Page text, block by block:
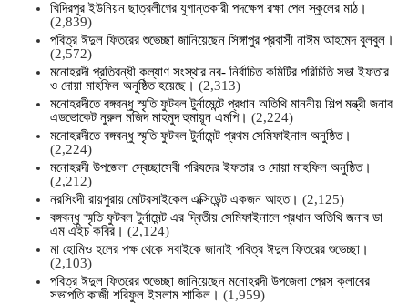
খিদিরপুর ইউনিয়ন ছাত্রলীগের যুগান্তকারী পদক্ষেপ রক্ষা পেল স্কুলের মাঠ।
(2,839)
পবিত্র ঈদুল ফিতরের শুভেচ্ছা জানিয়েছেন সিঙ্গাপুর প্রবাসী নাঈম আহমেদ বুলবুল।
(2,572)
মনোহরদী প্রতিবন্ধী কল্যাণ সংস্থার নব- নির্বাচিত কমিটির পরিচিতি সভা ইফতার
ও দোয়া মাহফিল অনুষ্ঠিত হয়েছে। (2,313)
মনোহরদীতে বঙ্গবন্ধু স্মৃতি ফুটবল টুর্নামেন্টে প্রধান অতিথি মাননীয় শিল্প মন্ত্রী জনাব
এডভোকেট নুরুল মজিদ মাহমুদ হুমায়ূন এমপি। (2,224)
মনোহরদীতে বঙ্গবন্ধু স্মৃতি ফুটবল টুর্নামেন্ট প্রথম সেমিফাইনাল অনুষ্ঠিত।
(2,224)
মনোহরদী উপজেলা স্বেচ্ছাসেবী পরিষদের ইফতার ও দোয়া মাহফিল অনুষ্ঠিত।
(2,212)
নরসিংদী রায়পুরায় মোটরসাইকেল এক্সিডেন্ট একজন আহত। (2,125)
বঙ্গবন্ধু স্মৃতি ফুটবল টুর্নামেন্ট এর দ্বিতীয় সেমিফাইনালে প্রধান অতিথি জনাব ডা
এম এইচ কবির। (2,124)
মা হোমিও হলের পক্ষ থেকে সবাইকে জানাই পবিত্র ঈদুল ফিতরের শুভেচ্ছা।
(2,103)
পবিত্র ঈদুল ফিতরের শুভেচ্ছা জানিয়েছেন মনোহরদী উপজেলা প্রেস ক্লাবের
সভাপতি কাজী শরিফুল ইসলাম শাকিল। (1,959)